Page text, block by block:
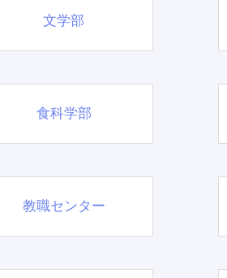
文学部
食科学部
教職センター